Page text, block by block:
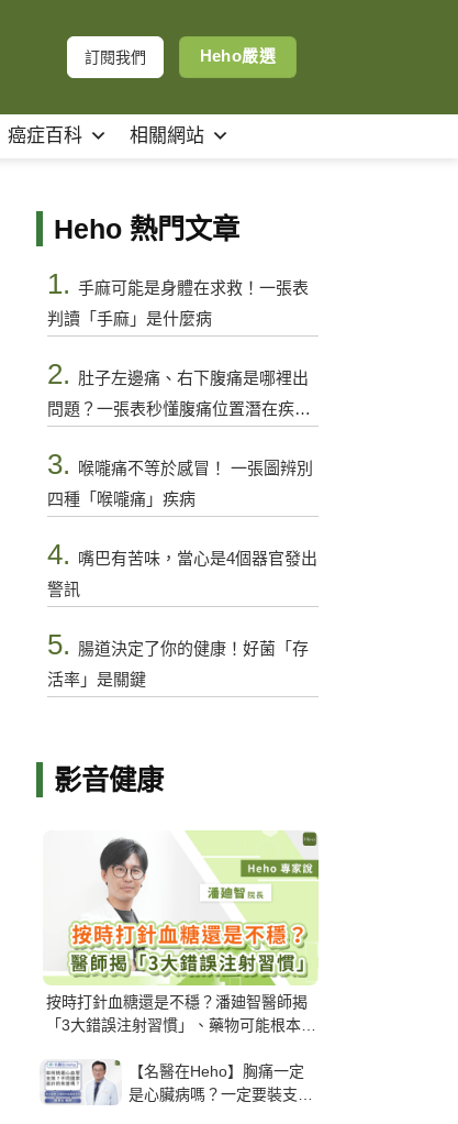
訂閱我們 Heho嚴選
癌症百科 相關網站
Heho 熱門文章
1. 手麻可能是身體在求救！一張表
判讀「手麻」是什麼病
2. 肚子左邊痛、右下腹痛是哪裡出
問題？一張表秒懂腹痛位置潛在疾病
3.
喉嚨痛不等於感冒！ 一張圖辨別
四種「喉嚨痛」疾病
4. 嘴巴有苦味，當心是4個器官發出
警訊
5. 腸道決定了你的健康！好菌「存
活率」是關鍵
影音健康
按時打針血糖還是不穩？潘廸智醫師揭
「3大錯誤注射習慣」、藥物可能根本沒
【名醫在Heho】胸痛一定
是心臟病嗎？一定要裝支